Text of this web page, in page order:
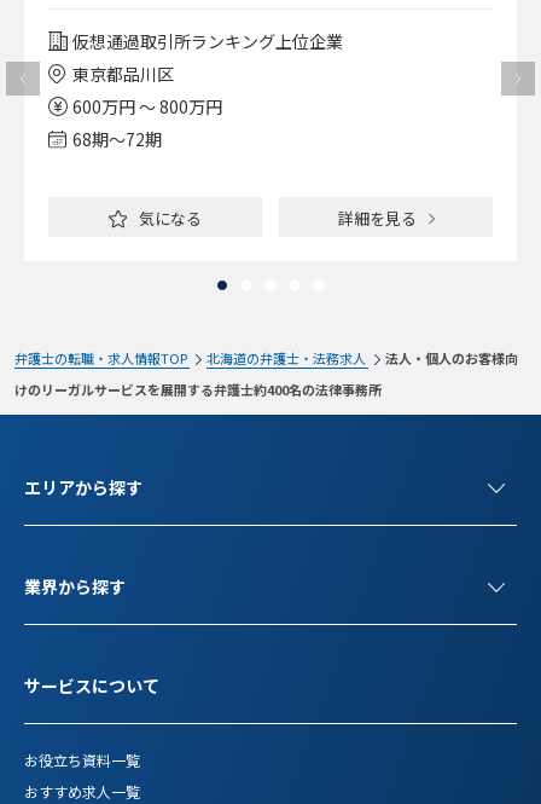
仮想通過取引所ランキング上位企業
東京都品川区
600万円 ～ 800万円
68期〜72期
気になる 詳細を見る
弁護士の転職・求人情報TOP 北海道の弁護士・法務求人
法人・個人のお客様向
けのリーガルサービスを展開する弁護士約400名の法律事務所
エリアから探す
業界から探す
サービスについて
お役立ち資料一覧
おすすめ求人一覧